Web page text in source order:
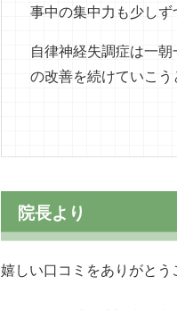
事中の集中力も少しず
自律神経失調症は一
の改善を続けていこう
院長より
嬉しい口コミをありがとう